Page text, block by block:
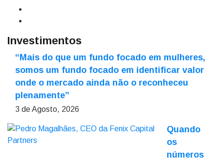
Investimentos
“Mais do que um fundo focado em mulheres,
somos um fundo focado em identificar valor
onde o mercado ainda não o reconheceu
plenamente”
3 de Agosto, 2026
Quando
os
números